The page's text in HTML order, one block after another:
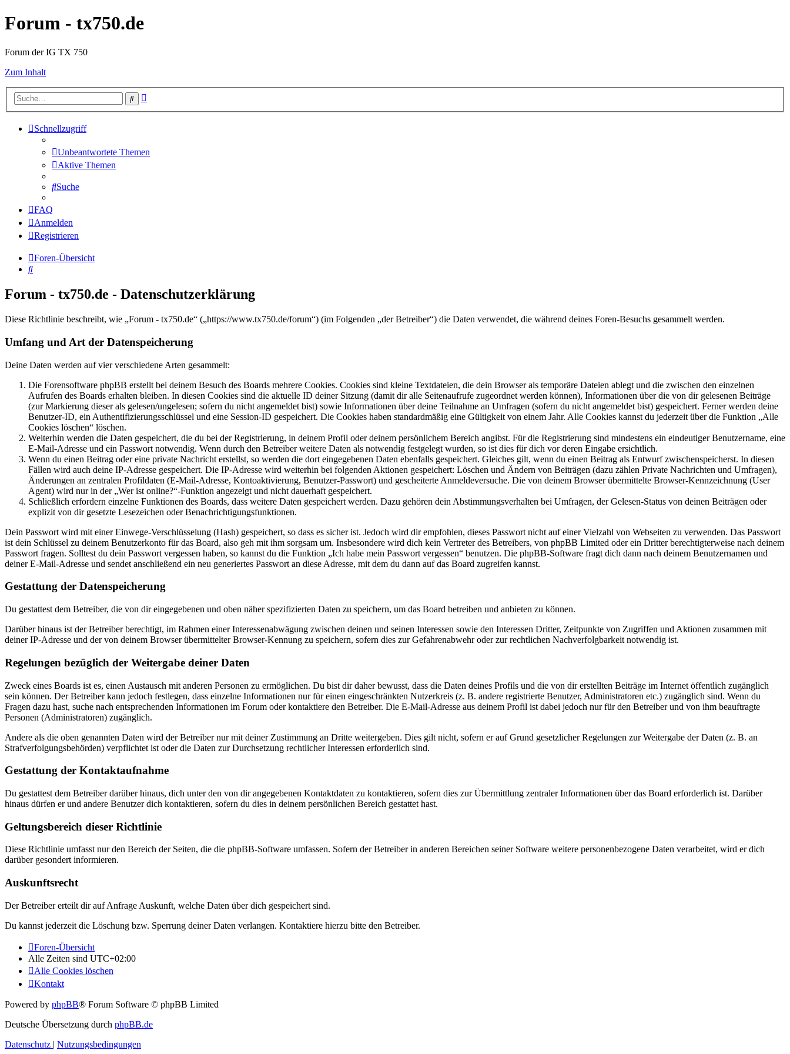
Forum - tx750.de
Forum der IG TX 750
Zum Inhalt
Suche
Schnellzugriff
Unbeantwortete Themen
Aktive Themen
Suche
FAQ
Anmelden
Registrieren
Foren-Übersicht
Suche
Forum - tx750.de - Datenschutzerklärung
Diese Richtlinie beschreibt, wie „Forum - tx750.de“ („https://www.tx750.de/forum“) (im Folgenden „der Betreiber“) die Daten verwendet, die während deines Foren-Besuchs gesammelt werden.
Umfang und Art der Datenspeicherung
Deine Daten werden auf vier verschiedene Arten gesammelt:
Die Forensoftware phpBB erstellt bei deinem Besuch des Boards mehrere Cookies. Cookies sind kleine Textdateien, die dein Browser als temporäre Dateien ablegt und die zwischen den einzelnen
Aufrufen des Boards erhalten bleiben. In diesen Cookies sind die aktuelle ID deiner Sitzung (damit dir alle Seitenaufrufe zugeordnet werden können), Informationen über die von dir gelesenen Beiträge
(zur Markierung dieser als gelesen/ungelesen; sofern du nicht angemeldet bist) sowie Informationen über deine Teilnahme an Umfragen (sofern du nicht angemeldet bist) gespeichert. Ferner werden deine
Benutzer-ID, ein Authentifizierungsschlüssel und eine Session-ID gespeichert. Die Cookies haben standardmäßig eine Gültigkeit von einem Jahr. Alle Cookies kannst du jederzeit über die Funktion „Alle
Cookies löschen“ löschen.
Weiterhin werden die Daten gespeichert, die du bei der Registrierung, in deinem Profil oder deinem persönlichem Bereich angibst. Für die Registrierung sind mindestens ein eindeutiger Benutzername, eine
E-Mail-Adresse und ein Passwort notwendig. Wenn durch den Betreiber weitere Daten als notwendig festgelegt wurden, so ist dies für dich vor deren Eingabe ersichtlich.
Wenn du einen Beitrag oder eine private Nachricht erstellst, so werden die dort eingegebenen Daten ebenfalls gespeichert. Gleiches gilt, wenn du einen Beitrag als Entwurf zwischenspeicherst. In diesen
Fällen wird auch deine IP-Adresse gespeichert. Die IP-Adresse wird weiterhin bei folgenden Aktionen gespeichert: Löschen und Ändern von Beiträgen (dazu zählen Private Nachrichten und Umfragen),
Änderungen an zentralen Profildaten (E-Mail-Adresse, Kontoaktivierung, Benutzer-Passwort) und gescheiterte Anmeldeversuche. Die von deinem Browser übermittelte Browser-Kennzeichnung (User
Agent) wird nur in der „Wer ist online?“-Funktion angezeigt und nicht dauerhaft gespeichert.
Schließlich erfordern einzelne Funktionen des Boards, dass weitere Daten gespeichert werden. Dazu gehören dein Abstimmungsverhalten bei Umfragen, der Gelesen-Status von deinen Beiträgen oder
explizit von dir gesetzte Lesezeichen oder Benachrichtigungsfunktionen.
Dein Passwort wird mit einer Einwege-Verschlüsselung (Hash) gespeichert, so dass es sicher ist. Jedoch wird dir empfohlen, dieses Passwort nicht auf einer Vielzahl von Webseiten zu verwenden. Das Passwort
ist dein Schlüssel zu deinem Benutzerkonto für das Board, also geh mit ihm sorgsam um. Insbesondere wird dich kein Vertreter des Betreibers, von phpBB Limited oder ein Dritter berechtigterweise nach deinem
Passwort fragen. Solltest du dein Passwort vergessen haben, so kannst du die Funktion „Ich habe mein Passwort vergessen“ benutzen. Die phpBB-Software fragt dich dann nach deinem Benutzernamen und
deiner E-Mail-Adresse und sendet anschließend ein neu generiertes Passwort an diese Adresse, mit dem du dann auf das Board zugreifen kannst.
Gestattung der Datenspeicherung
Du gestattest dem Betreiber, die von dir eingegebenen und oben näher spezifizierten Daten zu speichern, um das Board betreiben und anbieten zu können.
Darüber hinaus ist der Betreiber berechtigt, im Rahmen einer Interessenabwägung zwischen deinen und seinen Interessen sowie den Interessen Dritter, Zeitpunkte von Zugriffen und Aktionen zusammen mit
deiner IP-Adresse und der von deinem Browser übermittelter Browser-Kennung zu speichern, sofern dies zur Gefahrenabwehr oder zur rechtlichen Nachverfolgbarkeit notwendig ist.
Regelungen bezüglich der Weitergabe deiner Daten
Zweck eines Boards ist es, einen Austausch mit anderen Personen zu ermöglichen. Du bist dir daher bewusst, dass die Daten deines Profils und die von dir erstellten Beiträge im Internet öffentlich zugänglich
sein können. Der Betreiber kann jedoch festlegen, dass einzelne Informationen nur für einen eingeschränkten Nutzerkreis (z. B. andere registrierte Benutzer, Administratoren etc.) zugänglich sind. Wenn du
Fragen dazu hast, suche nach entsprechenden Informationen im Forum oder kontaktiere den Betreiber. Die E-Mail-Adresse aus deinem Profil ist dabei jedoch nur für den Betreiber und von ihm beauftragte
Personen (Administratoren) zugänglich.
Andere als die oben genannten Daten wird der Betreiber nur mit deiner Zustimmung an Dritte weitergeben. Dies gilt nicht, sofern er auf Grund gesetzlicher Regelungen zur Weitergabe der Daten (z. B. an
Strafverfolgungsbehörden) verpflichtet ist oder die Daten zur Durchsetzung rechtlicher Interessen erforderlich sind.
Gestattung der Kontaktaufnahme
Du gestattest dem Betreiber darüber hinaus, dich unter den von dir angegebenen Kontaktdaten zu kontaktieren, sofern dies zur Übermittlung zentraler Informationen über das Board erforderlich ist. Darüber
hinaus dürfen er und andere Benutzer dich kontaktieren, sofern du dies in deinem persönlichen Bereich gestattet hast.
Geltungsbereich dieser Richtlinie
Diese Richtlinie umfasst nur den Bereich der Seiten, die die phpBB-Software umfassen. Sofern der Betreiber in anderen Bereichen seiner Software weitere personenbezogene Daten verarbeitet, wird er dich
darüber gesondert informieren.
Auskunftsrecht
Der Betreiber erteilt dir auf Anfrage Auskunft, welche Daten über dich gespeichert sind.
Du kannst jederzeit die Löschung bzw. Sperrung deiner Daten verlangen. Kontaktiere hierzu bitte den Betreiber.
Foren-Übersicht
Alle Zeiten sind UTC+02:00
Alle Cookies löschen
Kontakt
Powered by phpBB® Forum Software © phpBB Limited
Deutsche Übersetzung durch phpBB.de
Datenschutz | Nutzungsbedingungen